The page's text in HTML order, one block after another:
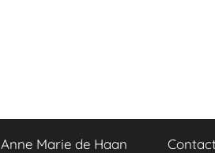
Anne Marie de Haan Contact